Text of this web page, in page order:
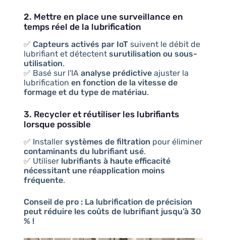
2. Mettre en place une surveillance en
temps réel de la lubrification
✅ Capteurs activés par IoTsuivent le débit de
lubrifiant et détectent surutilisation ou sous-
utilisation.
✅ Basé sur l'IA analyse prédictiveajuster la
lubrification en fonction de la vitesse de
formage et du type de matériau.
3. Recycler et réutiliser les lubrifiants
lorsque possible
✅ Installer systèmes de filtration pour éliminer
contaminants du lubrifiant usé.
✅ Utiliser lubrifiants à haute efficacité
nécessitant une réapplication moins
fréquente.
Conseil de pro : La lubrification de précision
peut réduire les coûts de lubrifiant jusqu’à 30
% !